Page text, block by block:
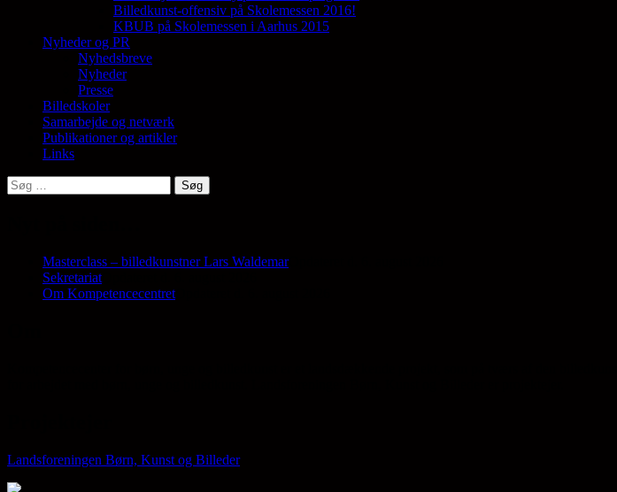
Billedkunst-offensiv på Skolemessen 2016!
KBUB på Skolemessen i Aarhus 2015
Nyheder og PR
Nyhedsbreve
Nyheder
Presse
Billedskoler
Samarbejde og netværk
Publikationer og artikler
Links
Søg
efter:
Masterclass – billedkunstner Lars WaldemarOpdateret d. 6. august 2026
Sekretariat
Om Kompetencecentret
Landsforeningen Børn, Kunst og Billeder